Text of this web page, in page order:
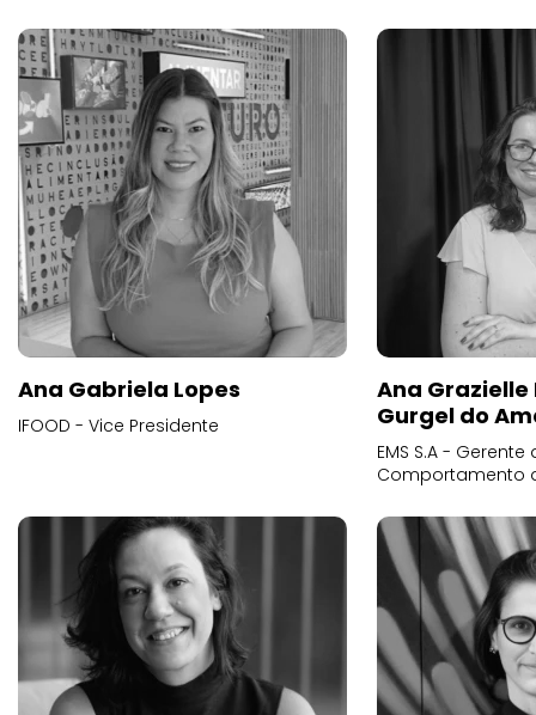
Ana Gabriela Lopes
IFOOD - Vice Presidente
Ana
Gurgel do
EMS S.A -
Comportamento